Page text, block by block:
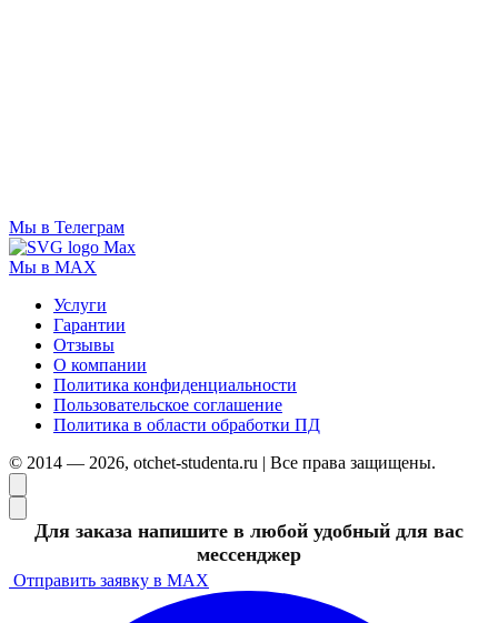
Мы в Телеграм
Мы в MAX
Услуги
Гарантии
Отзывы
О компании
Политика конфиденциальности
Пользовательское соглашение
Политика в области обработки ПД
© 2014 — 2026, otchet-studenta.ru | Все права защищены.
Для заказа напишите в любой удобный для вас
мессенджер
Отправить заявку в MAX